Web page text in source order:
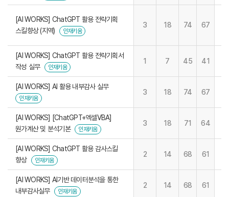
[AI WORKS] ChatGPT 활용 전략기획
스킬향상 (지역)
인재키움
3 18 74 67
[AI WORKS] ChatGPT 활용 전략기획서
작성 실무
인재키움
1 7 45 41
[AI WORKS] AI 활용 내부감사 실무
인재키움
3 18 74 67
[AI WORKS] [ChatGPT+엑셀VBA]
원가계산 및 분석기본
인재키움
3 18 71 64
[AI WORKS] ChatGPT 활용 감사스킬
향상
인재키움
2 14 68 61
[AI WORKS] AI기반 데이터분석을 통한
내부감사실무
인재키움
2 14 68 61